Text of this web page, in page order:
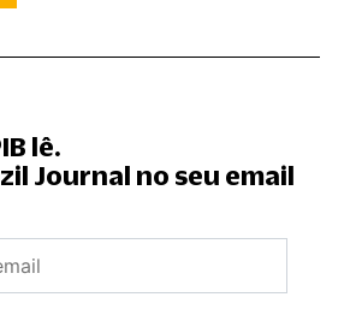
lê.
Journal no seu email